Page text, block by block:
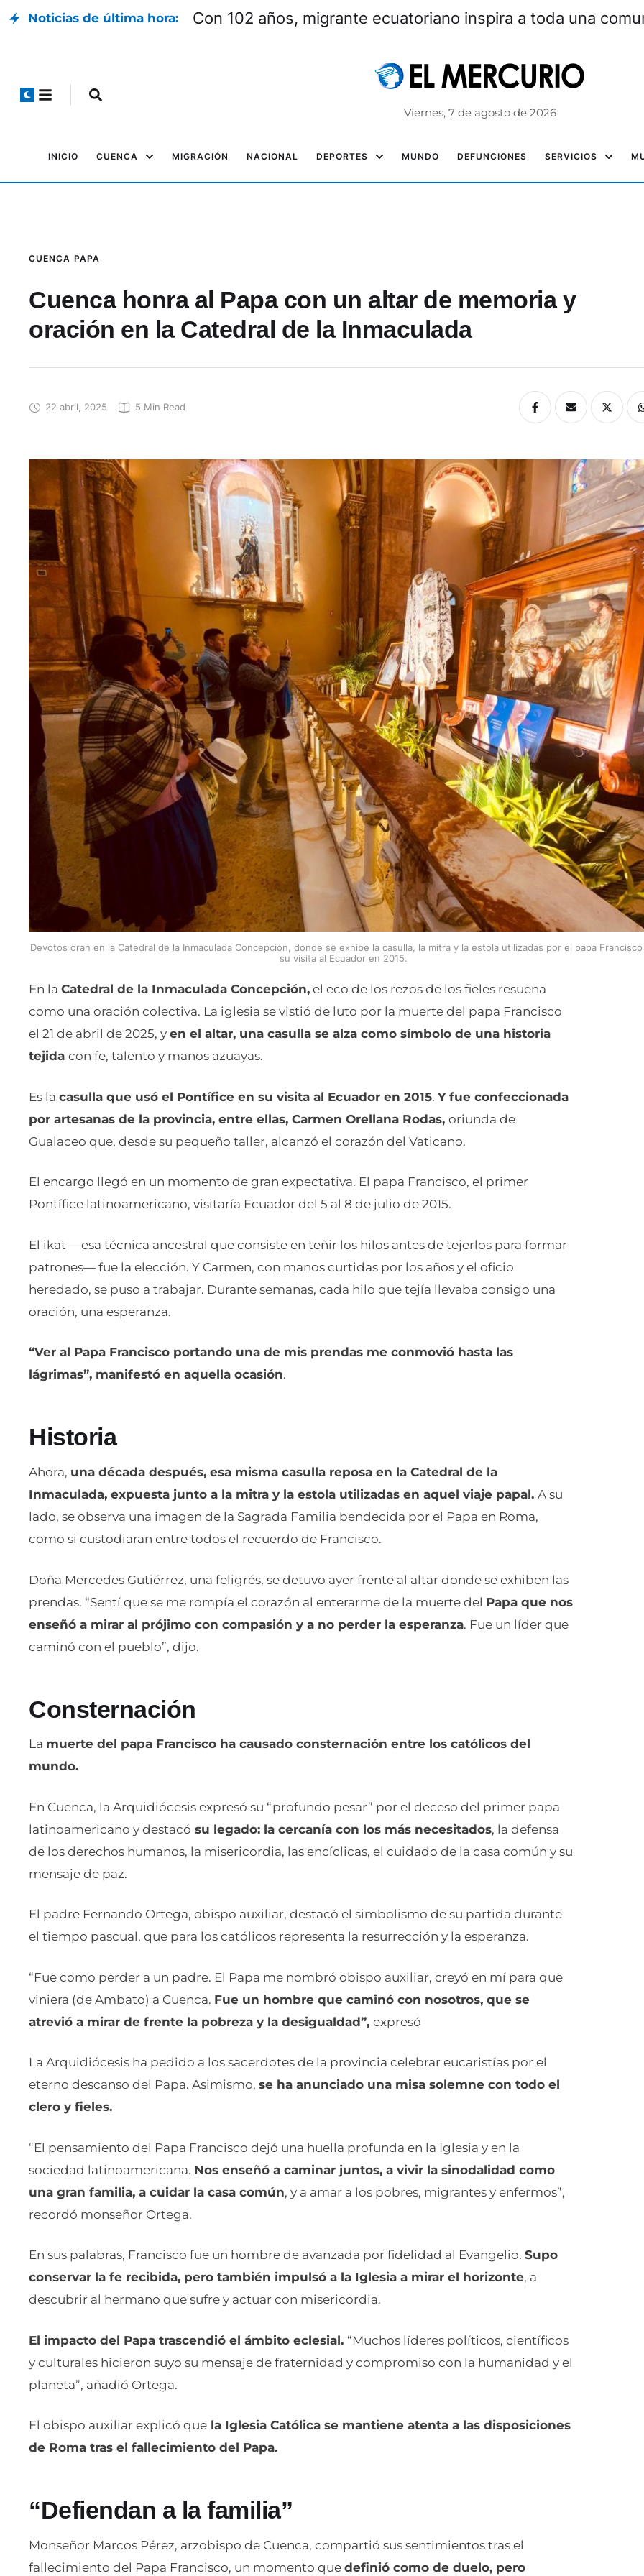
Noticias de última hora: Con 102 años, migrante ecuatoriano inspira a toda una
Viernes, 7 de agosto de 2026
INICIO CUENCA MIGRACIÓN NACIONAL DEPORTES MUNDO DEFUNCIONES SERVICIOS
CUENCA PAPA
Cuenca honra al Papa con un altar de memoria y
oración en la Catedral de la Inmaculada
22 abril, 2025 5 Min Read
Devotos oran en la Catedral de la Inmaculada Concepción, donde se exhibe la casulla, la mitra y la estola utilizadas por el papa
su visita al Ecuador en 2015.
En la Catedral de la Inmaculada Concepción, el eco de los rezos de los fieles resuena
como una oración colectiva. La iglesia se vistió de luto por la muerte del papa Francisco
el 21 de abril de 2025, y en el altar, una casulla se alza como símbolo de una historia
tejida con fe, talento y manos azuayas.
Es la casulla que usó el Pontífice en su visita al Ecuador en 2015. Y fue confeccionada
por artesanas de la provincia, entre ellas, Carmen Orellana Rodas, oriunda de
Gualaceo que, desde su pequeño taller, alcanzó el corazón del Vaticano.
El encargo llegó en un momento de gran expectativa. El papa Francisco, el primer
Pontífice latinoamericano, visitaría Ecuador del 5 al 8 de julio de 2015.
El ikat —esa técnica ancestral que consiste en teñir los hilos antes de tejerlos para formar
patrones— fue la elección. Y Carmen, con manos curtidas por los años y el oficio
heredado, se puso a trabajar. Durante semanas, cada hilo que tejía llevaba consigo una
oración, una esperanza.
“Ver al Papa Francisco portando una de mis prendas me conmovió hasta las
lágrimas”, manifestó en aquella ocasión.
Historia
Ahora, una década después, esa misma casulla reposa en la Catedral de la
Inmaculada, expuesta junto a la mitra y la estola utilizadas en aquel viaje papal. A su
lado, se observa una imagen de la Sagrada Familia bendecida por el Papa en Roma,
como si custodiaran entre todos el recuerdo de Francisco.
Doña Mercedes Gutiérrez, una feligrés, se detuvo ayer frente al altar donde se exhiben las
prendas. “Sentí que se me rompía el corazón al enterarme de la muerte del Papa que nos
enseñó a mirar al prójimo con compasión y a no perder la esperanza. Fue un líder que
caminó con el pueblo”, dijo.
Consternación
La muerte del papa Francisco ha causado consternación entre los católicos del
mundo.
En Cuenca, la Arquidiócesis expresó su “profundo pesar” por el deceso del primer papa
latinoamericano y destacó su legado: la cercanía con los más necesitados, la defensa
de los derechos humanos, la misericordia, las encíclicas, el cuidado de la casa común y su
mensaje de paz.
El padre Fernando Ortega, obispo auxiliar, destacó el simbolismo de su partida durante
el tiempo pascual, que para los católicos representa la resurrección y la esperanza.
“Fue como perder a un padre. El Papa me nombró obispo auxiliar, creyó en mí para que
viniera (de Ambato) a Cuenca. Fue un hombre que caminó con nosotros, que se
atrevió a mirar de frente la pobreza y la desigualdad”, expresó
La Arquidiócesis ha pedido a los sacerdotes de la provincia celebrar eucaristías por el
eterno descanso del Papa. Asimismo, se ha anunciado una misa solemne con todo el
clero y fieles.
“El pensamiento del Papa Francisco dejó una huella profunda en la Iglesia y en la
sociedad latinoamericana. Nos enseñó a caminar juntos, a vivir la sinodalidad como
una gran familia, a cuidar la casa común, y a amar a los pobres, migrantes y enfermos”,
recordó monseñor Ortega.
En sus palabras, Francisco fue un hombre de avanzada por fidelidad al Evangelio. Supo
conservar la fe recibida, pero también impulsó a la Iglesia a mirar el horizonte, a
descubrir al hermano que sufre y actuar con misericordia.
El impacto del Papa trascendió el ámbito eclesial. “Muchos líderes políticos, científicos
y culturales hicieron suyo su mensaje de fraternidad y compromiso con la humanidad y el
planeta”, añadió Ortega.
El obispo auxiliar explicó que la Iglesia Católica se mantiene atenta a las disposiciones
de Roma tras el fallecimiento del Papa.
“Defiendan a la familia”
Monseñor Marcos Pérez, arzobispo de Cuenca, compartió sus sentimientos tras el
fallecimiento del Papa Francisco, un momento que definió como de duelo, pero